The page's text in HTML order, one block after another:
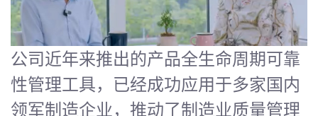
公司近年来推出的产品全生命周期可靠
性管理工具，已经成功应用于多家国内
领军制造企业，推动了制造业质量管理